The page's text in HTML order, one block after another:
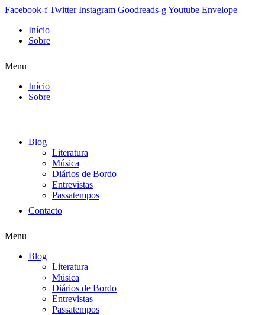
Facebook-f Twitter Instagram Goodreads-gYoutube Envelope
Início
Sobre
Menu
Início
Sobre
Blog
Literatura
Música
Diários de Bordo
Entrevistas
Passatempos
Contacto
Menu
Blog
Literatura
Música
Diários de Bordo
Entrevistas
Passatempos